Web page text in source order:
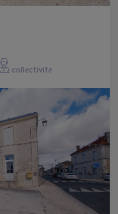
collectivite